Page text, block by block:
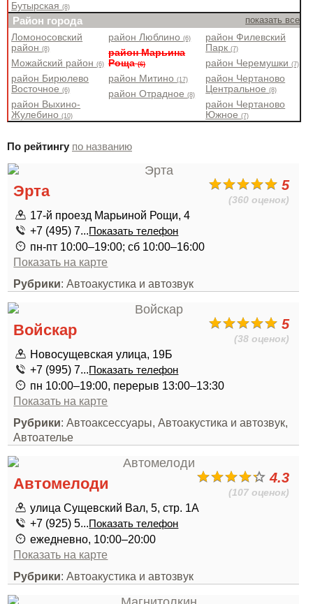
Бутырская(8)
Район города показать все
Ломоносовский
район(8)
Можайский район(6)
район Бирюлево
Восточное(6)
район Выхино-
Жулебино(10)
район Люблино(6)
район Марьина
Роща(6)
район Митино(17)
район Отрадное(8)
район Филевский
Парк(7)
район Черемушки(7)
район Чертаново
Центральное(8)
район Чертаново
Южное(7)
По рейтингу по названию
5
(360 оценок)
Эрта
17-й проезд Марьиной Рощи, 4
+7 (495) 7...Показать телефон
пн-пт 10:00–19:00; сб 10:00–16:00
Показать на карте
Рубрики: Автоакустика и автозвук
5
(38 оценок)
Войскар
Новосущевская улица, 19Б
+7 (995) 7...Показать телефон
пн 10:00–19:00, перерыв 13:00–13:30
Показать на карте
Рубрики: Автоаксессуары, Автоакустика и автозвук,
Автоателье
4.3
(107 оценок)
Автомелоди
улица Сущевский Вал, 5, стр. 1А
+7 (925) 5...Показать телефон
ежедневно, 10:00–20:00
Показать на карте
Рубрики: Автоакустика и автозвук